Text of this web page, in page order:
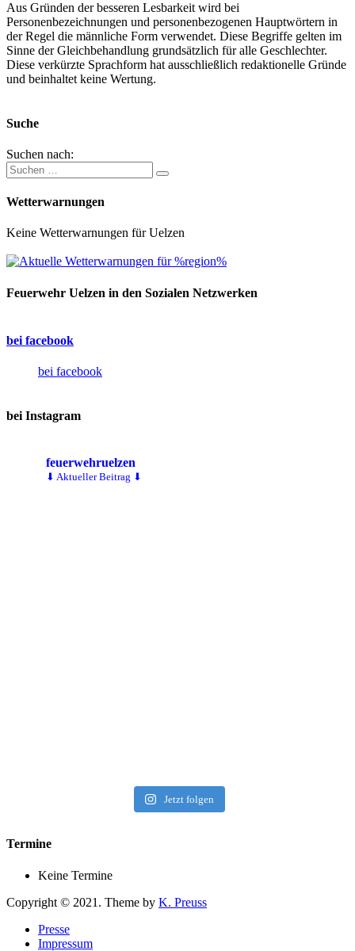
Aus Gründen der besseren Lesbarkeit wird bei
Personenbezeichnungen und personenbezogenen Hauptwörtern in
der Regel die männliche Form verwendet. Diese Begriffe gelten im
Sinne der Gleichbehandlung grundsätzlich für alle Geschlechter.
Diese verkürzte Sprachform hat ausschließlich redaktionelle Gründe
und beinhaltet keine Wertung.
Suche
Suchen nach:
Wetterwarnungen
Keine Wetterwarnungen für Uelzen
Feuerwehr Uelzen in den Sozialen Netzwerken
bei facebook
bei facebook
bei Instagram
feuerwehruelzen
⬇ Aktueller Beitrag ⬇
Jetzt folgen
Termine
Keine Termine
Copyright © 2021. Theme by K. Preuss
Presse
Impressum